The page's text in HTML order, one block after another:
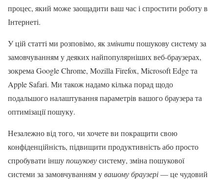
процес, який може заощадити ваш час і спростити роботу в
Інтернеті.
У цій статті ми розповімо, якзмінитипошукову систему за
замовчуванням у деяких найпопулярніших веб-браузерах,
зокрема Google Chrome, Mozilla Firefox, Microsoft Edge та
Apple Safari. Ми також надамо кілька порад щодо
подальшого налаштування параметрів вашого браузера та
оптимізації пошуку.
Незалежно від того, чи хочете ви покращити свою
конфіденційність, підвищити продуктивність або просто
спробувати іншупошуковусистему, зміна пошукової
системи за замовчуванням увашому браузері— це чудовий